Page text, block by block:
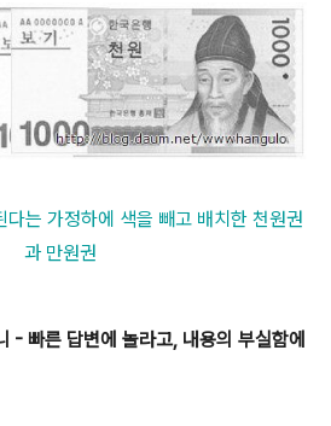
는 가정하에 색을 빼고 배치한 천원권
과 만원권
- 빠른 답변에 놀라고, 내용의 부실함에